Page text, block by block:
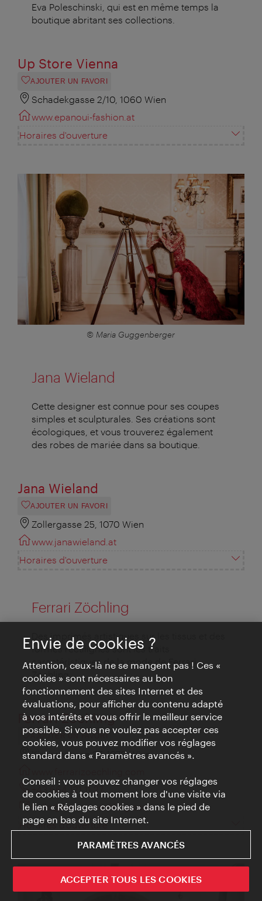
Eva Poleschinski, qui est en même temps la
boutique abritant ses collections.
Up Store Vienna
AJOUTER UN FAVORI
Schadekgasse 2/10, 1060 Wien
www.epanoui-fashion.at
Horaires d'ouverture
© Maria Guggenberger
Jana Wieland
Cette designer est connue pour ses coupes
simples et sculpturales. Ses créations sont
écologiques, et vous trouverez également
des robes de mariée dans sa boutique.
Jana Wieland
AJOUTER UN FAVORI
Zollergasse 25, 1070 Wien
www.janawieland.at
Horaires d'ouverture
Ferrari Zöchling
Des imprimés artistiques sur les tissus et des
formes rectilignes sont les traits
caractéristiques de la mode de Ferrari
Zöchling.
Ferrari Zöchling
Kirchengasse 27, 1070 Wien
+43 664 121 11 27
hello@ferrarizoechling.com
Horaires d'ouverture
Envie de cookies ?
Attention, ceux-là ne se mangent pas ! Ces «
cookies » sont nécessaires au bon
fonctionnement des sites Internet et des
évaluations, pour afficher du contenu adapté
à vos intérêts et vous offrir le meilleur service
possible. Si vous ne voulez pas accepter ces
cookies, vous pouvez modifier vos réglages
standard dans « Paramètres avancés ».
Conseil : vous pouvez changer vos réglages
de cookies à tout moment lors d'une visite via
le lien « Réglages cookies » dans le pied de
page en bas du site Internet.
PARAMÈTRES AVANCÉS
ACCEPTER TOUS LES COOKIES